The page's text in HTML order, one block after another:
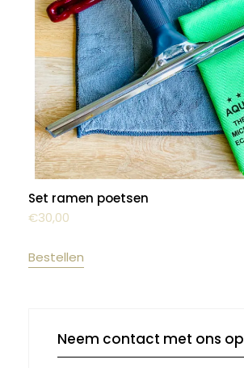
Set ramen poetsen
€30,00
Bestellen
Neem contact met ons op